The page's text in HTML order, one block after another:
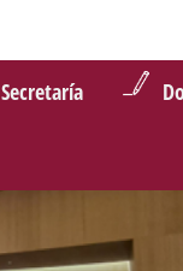
Secretaría